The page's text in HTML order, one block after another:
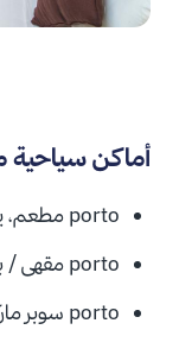
أماكن سياحية
porto مطعم،
porto مقهى /
porto سوبر